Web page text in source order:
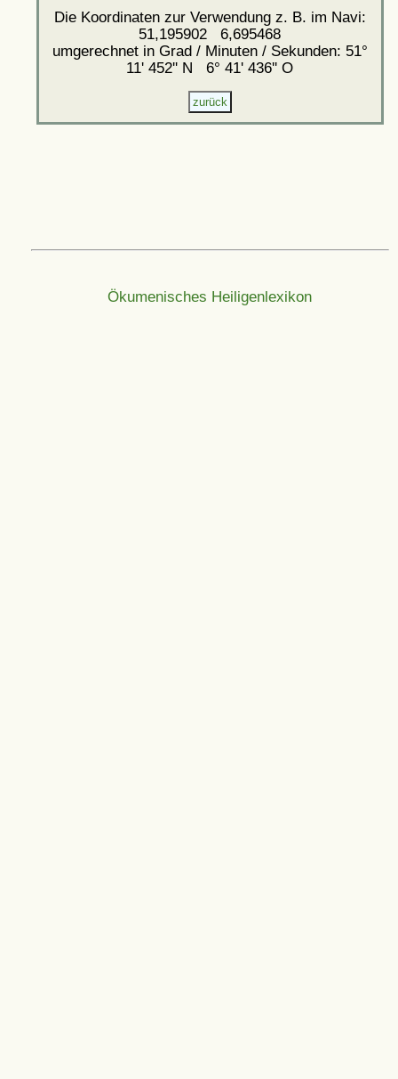
Die Koordinaten zur Verwendung z. B. im Navi:
51,195902 6,695468
umgerechnet in Grad / Minuten / Sekunden: 51°
11' 452'' N 6° 41' 436'' O
Ökumenisches Heiligenlexikon